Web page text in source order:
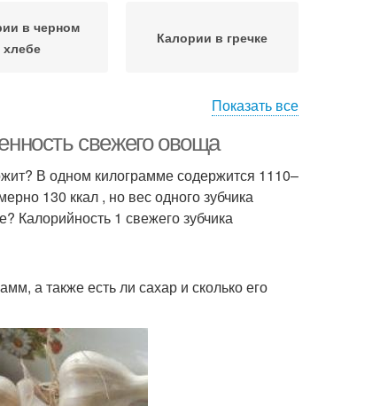
в черном
хлебе
Калории в гречке
Показать все
свежего овоща
В одном килограмме содержится 1110–
130 ккал , но вес одного зубчика
Калорийность 1 свежего зубчика
а также есть ли сахар и сколько его